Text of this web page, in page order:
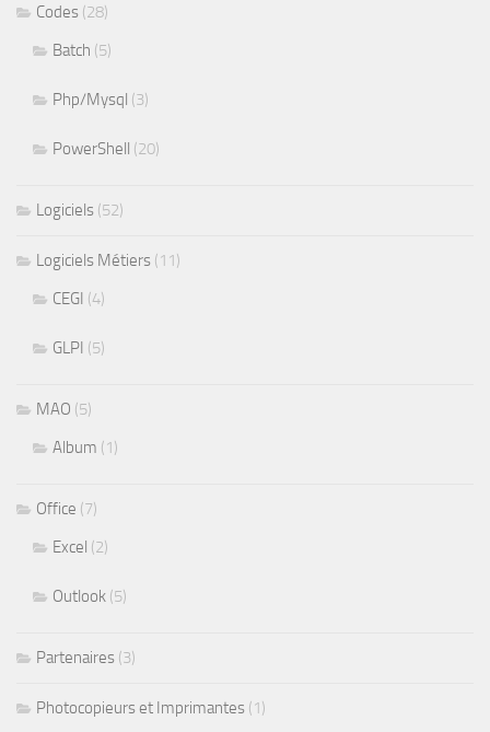
Codes (28)
Batch (5)
Php/Mysql (3)
PowerShell (20)
Logiciels (52)
Logiciels Métiers (11)
CEGI (4)
GLPI (5)
MAO (5)
Album (1)
Office (7)
Excel (2)
Outlook (5)
Partenaires (3)
Photocopieurs et Imprimantes (1)